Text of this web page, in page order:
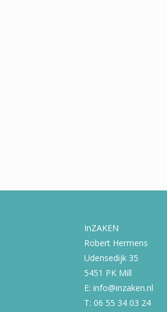
InZAKEN
Robert Hermens
Udensedijk 35
5451 PK Mill
E: info@inzaken.nl
T: 06 55 34 03 24